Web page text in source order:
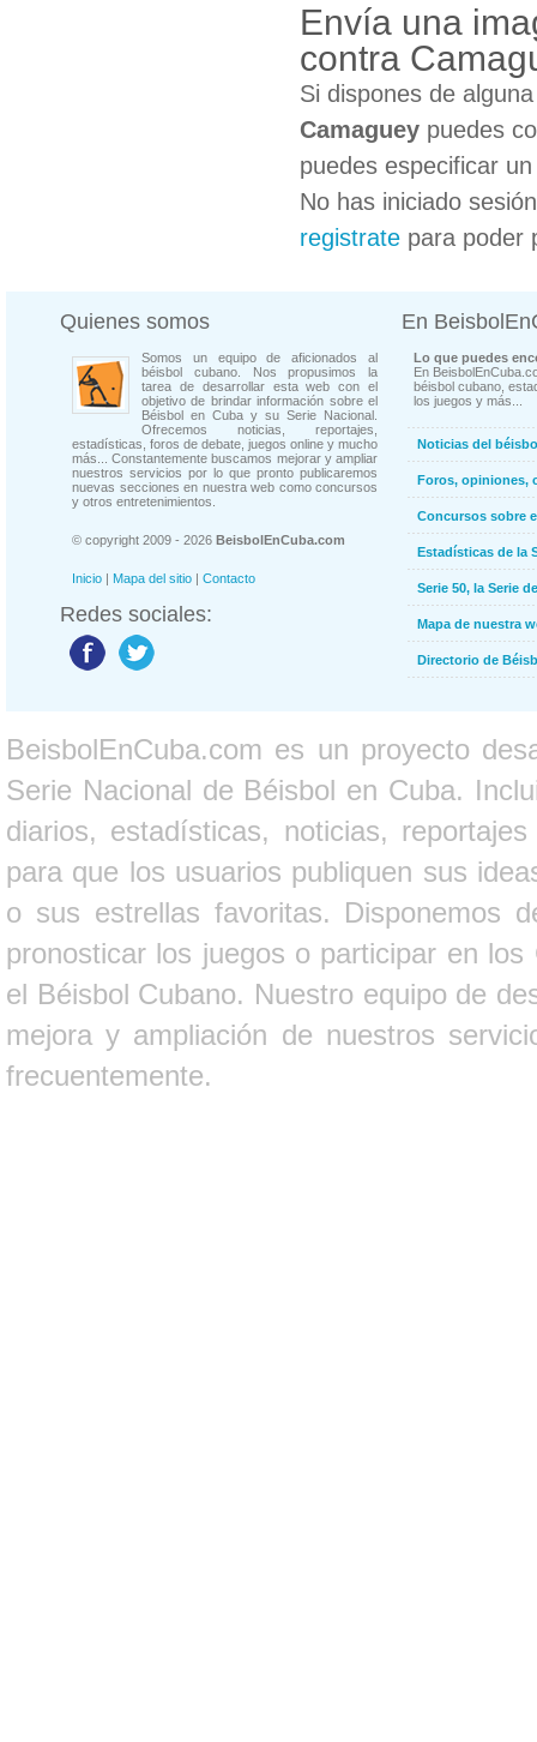
Envía una
contra
Si dispones de
Camaguey puedes
puedes especificar
No has iniciado
registrate para poder
Quienes somos
Somos un equipo de aficionados al
béisbol cubano. Nos propusimos la
tarea de desarrollar esta web con el
objetivo de brindar información sobre el
Béisbol en Cuba y su Serie Nacional.
Ofrecemos noticias, reportajes,
estadísticas, foros de debate, juegos online y mucho
más... Constantemente buscamos mejorar y ampliar
nuestros servicios por lo que pronto publicaremos
nuevas secciones en nuestra web como concursos
y otros entretenimientos.
© copyright 2009 - 2026 BeisbolEnCuba.com
Inicio | Mapa del sitio | Contacto
Redes sociales:
En
Lo que puedes
En
béisbol cubano,
los juegos y más...
Noticias del
Foros, opiniones,
Concursos sobre
Estadísticas de la
Serie 50, la Serie
Mapa de nuestra
Directorio de
BeisbolEnCuba.com es un proyecto
Serie Nacional de Béisbol en Cuba.
diarios, estadísticas, noticias,
para que los usuarios publiquen sus
o sus estrellas favoritas. Disponemos
pronosticar los juegos o participar en
el Béisbol Cubano. Nuestro equipo de
mejora y ampliación de nuestros
frecuentemente.